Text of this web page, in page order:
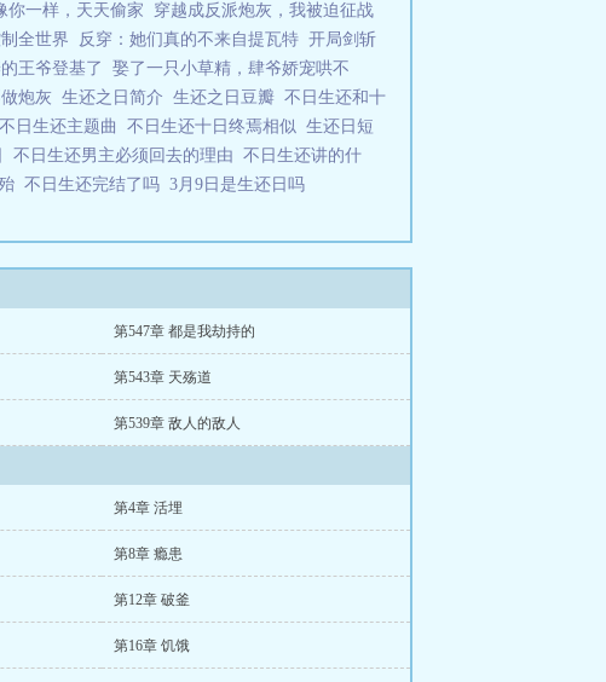
你一样，天天偷家
穿越成反派炮灰，我被迫征战
全世界 反穿：她们真的不来自提瓦特 开局剑斩
王爷登基了
娶了一只小草精，肆爷娇宠哄不
炮灰 生还之日简介 生还之日豆瓣 不日生还和十
不日生还主题曲 不日生还十日终焉相似 生还日短
不日生还男主必须回去的理由 不日生还讲的什
不日生还完结了吗 3月9日是生还日吗
第547章 都是我劫持的
第543章 天殇道
第539章 敌人的敌人
第4章 活埋
第8章 瘾患
第12章 破釜
第16章 饥饿